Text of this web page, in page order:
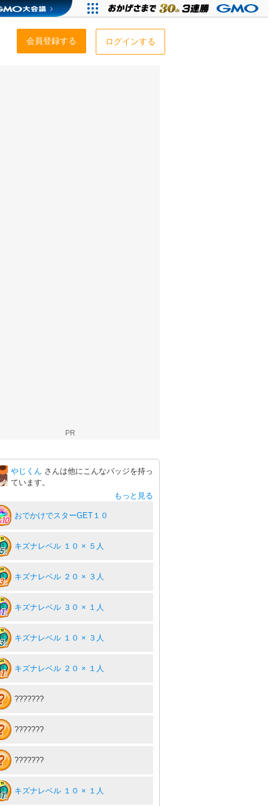
会員登録する ログインする
PR
やじくん さんは他にこんなバッジを持っ
ています。
もっと見る
おでかけでスターGET１０
キズナレベル １０ × ５人
キズナレベル ２０ × ３人
キズナレベル ３０ × １人
キズナレベル １０ × ３人
キズナレベル ２０ × １人
???????
???????
???????
キズナレベル １０ × １人